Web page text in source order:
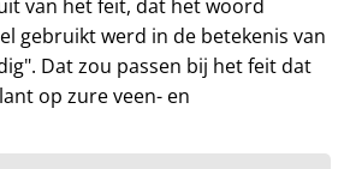
van het feit, dat het woord
gebruikt werd in de betekenis van
Dat zou passen bij het feit dat
op zure veen- en